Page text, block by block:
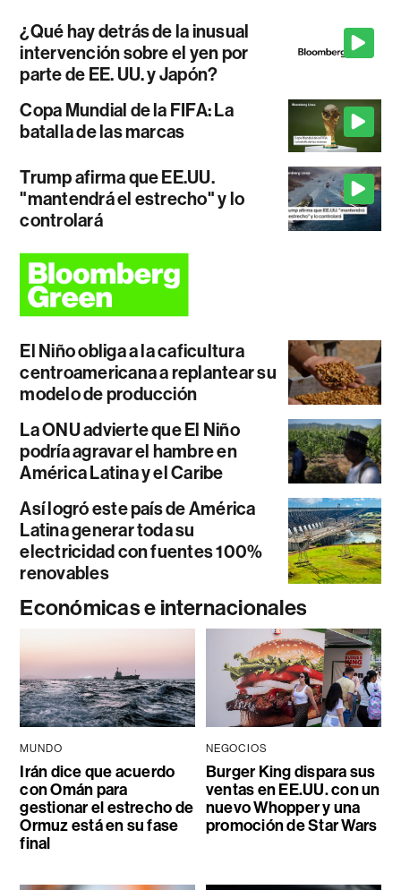
¿Qué hay detrás de la inusual
intervención sobre el yen por
parte de EE. UU. y Japón?
Copa Mundial de la FIFA: La
batalla de las marcas
Trump afirma que EE.UU.
"mantendrá el estrecho" y lo
controlará
El Niño obliga a la caficultura
centroamericana a replantear su
modelo de producción
La ONU advierte que El Niño
podría agravar el hambre en
América Latina y el Caribe
Así logró este país de América
Latina generar toda su
electricidad con fuentes 100%
renovables
Económicas e internacionales
MUNDO
Irán dice que acuerdo
con Omán para
gestionar el estrecho de
Ormuz está en su fase
final
NEGOCIOS
Burger King dispara sus
ventas en EE.UU. con un
nuevo Whopper y una
promoción de Star Wars